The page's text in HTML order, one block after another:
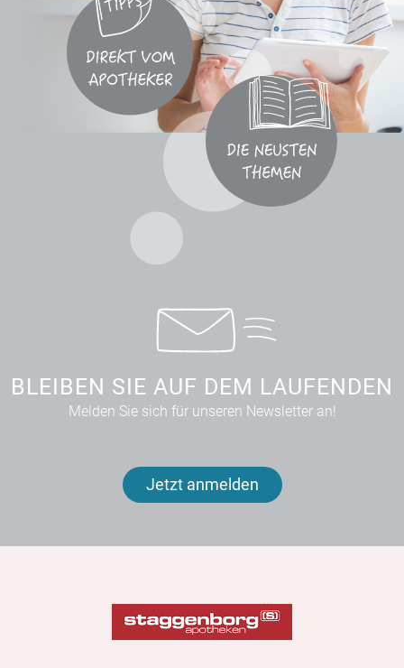
BLEIBEN SIE AUF DEM LAUFENDEN
Melden Sie sich für unseren Newsletter an!
Jetzt anmelden